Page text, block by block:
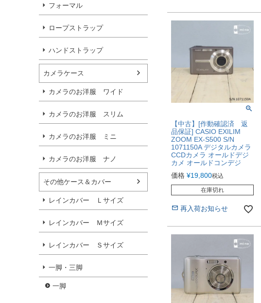
フォーマル
ロープストラップ
ハンドストラップ
カメラケース
カメラのお洋服 ワイド
カメラのお洋服 スリム
カメラのお洋服 ミニ
カメラのお洋服 ナノ
その他ケース＆カバー
レインカバー Ｌサイズ
レインカバー Ｍサイズ
レインカバー Ｓサイズ
一脚・三脚
一脚
【中古】[作動確認済 返
品保証] CASIO EXILIM
ZOOM EX-S500 S/N
1071150A デジタルカメラ
CCDカメラ オールドデジ
カメ オールドコンデジ
価格 ¥19,800税込
在庫切れ
再入荷お知らせ